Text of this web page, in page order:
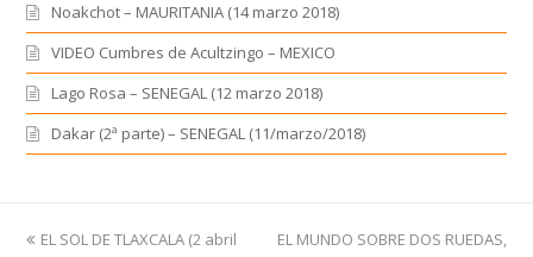
Noakchot – MAURITANIA (14 marzo 2018)
VIDEO Cumbres de Acultzingo – MEXICO
Lago Rosa – SENEGAL (12 marzo 2018)
Dakar (2ª parte) – SENEGAL (11/marzo/2018)
previous
EL SOL DE TLAXCALA (2 abril
next
EL MUNDO SOBRE DOS RUEDAS,